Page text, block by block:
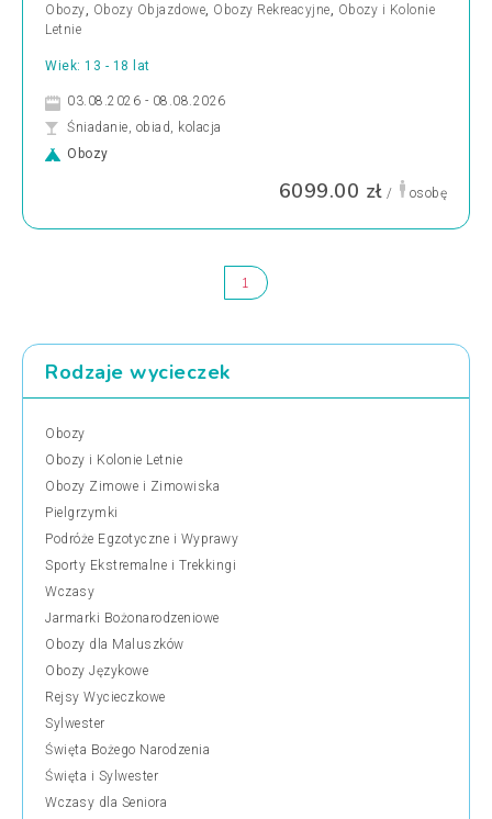
Obozy, Obozy Objazdowe, Obozy Rekreacyjne, Obozy i Kolonie
Letnie
Wiek: 13 - 18 lat
03.08.2026 - 08.08.2026
Śniadanie, obiad, kolacja
Obozy
6099.00 zł / osobę
1
Rodzaje wycieczek
Obozy
Obozy i Kolonie Letnie
Obozy Zimowe i Zimowiska
Pielgrzymki
Podróże Egzotyczne i Wyprawy
Sporty Ekstremalne i Trekkingi
Wczasy
Jarmarki Bożonarodzeniowe
Obozy dla Maluszków
Obozy Językowe
Rejsy Wycieczkowe
Sylwester
Święta Bożego Narodzenia
Święta i Sylwester
Wczasy dla Seniora